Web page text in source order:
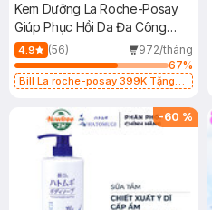
Kem Dưỡng La Roche-Posay
Giúp Phục Hồi Da Đa Công
Dụng 40ml
4.9 (56)
972/tháng
67%
Bill La roche-posay 399K Tặng
(SL có hạn)
-60 %